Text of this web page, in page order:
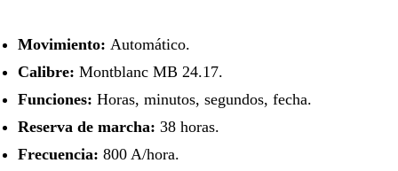
Movimiento: Automático.
Calibre: Montblanc MB 24.17.
Funciones: Horas, minutos, segundos, fecha.
Reserva de marcha: 38 horas.
Frecuencia: 800 A/hora.